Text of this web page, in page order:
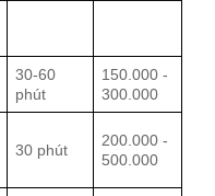
30-60
phút
150.000 -
300.000
30 phút
200.000 -
500.000